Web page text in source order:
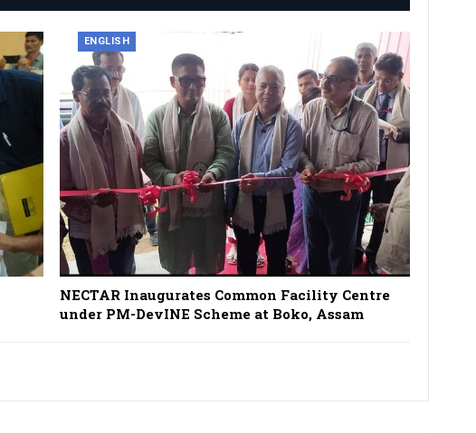
ENGLISH
NECTAR Inaugurates Common Facility Centre
under PM-DevINE Scheme at Boko, Assam